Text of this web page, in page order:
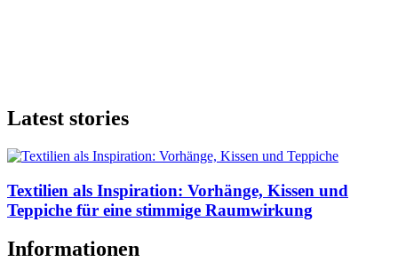
Latest stories
Textilien als Inspiration: Vorhänge, Kissen und
Teppiche für eine stimmige Raumwirkung
Informationen